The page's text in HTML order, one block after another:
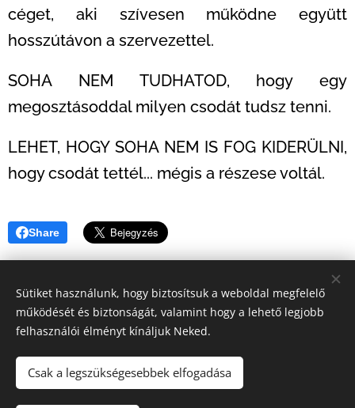
céget, aki szívesen működne együtt
hosszútávon a szervezettel.
SOHA NEM TUDHATOD, hogy egy
megosztásoddal milyen csodát tudsz tenni.
LEHET, HOGY SOHA NEM IS FOG KIDERÜLNI,
hogy csodát tettél... mégis a részese voltál.
Share
© 2020 Kutyamenhely | Minden jog fenntartva
Az oldalt a Webnodeműködteti
Sütiket használunk, hogy biztosítsuk a weboldal megfelelő
működését és biztonságát, valamint hogy a lehető legjobb
felhasználói élményt kínáljuk Neked.
Csak a legszükségesebbek elfogadása